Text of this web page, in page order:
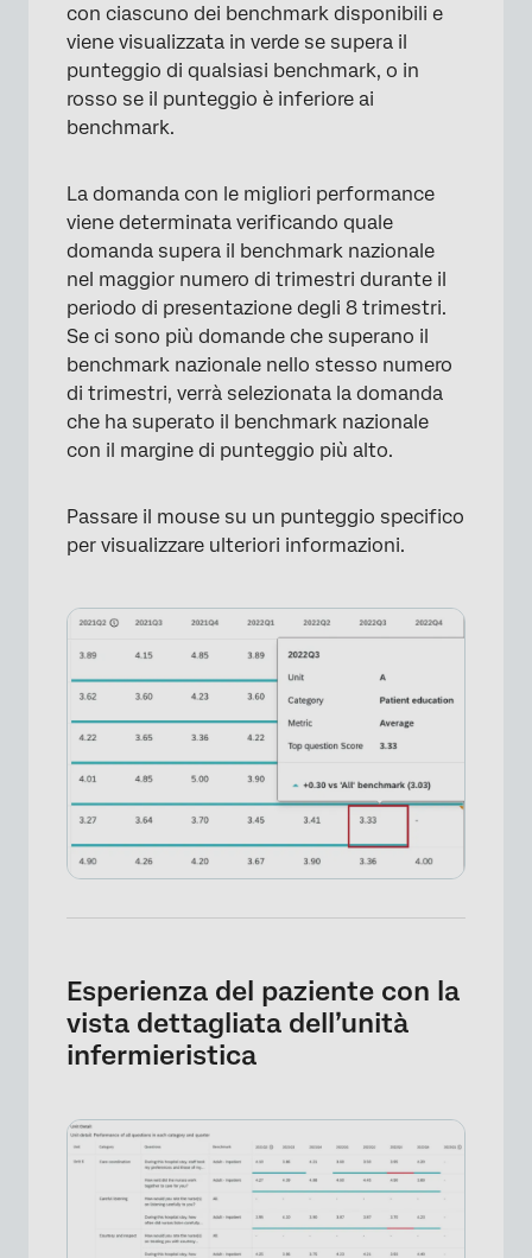
×
×
con ciascuno dei benchmark disponibili e
viene visualizzata in verde se supera il
punteggio di qualsiasi benchmark, o in
rosso se il punteggio è inferiore ai
benchmark.
La domanda con le migliori performance
viene determinata verificando quale
domanda supera il benchmark nazionale
nel maggior numero di trimestri durante il
periodo di presentazione degli 8 trimestri.
Se ci sono più domande che superano il
benchmark nazionale nello stesso numero
di trimestri, verrà selezionata la domanda
che ha superato il benchmark nazionale
con il margine di punteggio più alto.
Passare il mouse su un punteggio specifico
per visualizzare ulteriori informazioni.
Esperienza del paziente con la
vista dettagliata dell’unità
infermieristica